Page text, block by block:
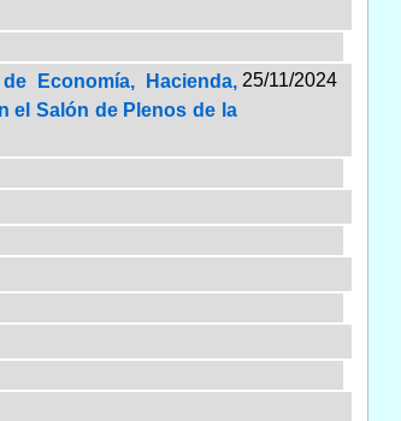
Economía, Hacienda,
el Salón de Plenos de la
25/11/2024